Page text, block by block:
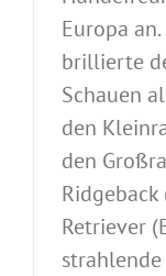
Europa
brillierte
Schauen
den
den
Ridgeback
Retriever
strahlende